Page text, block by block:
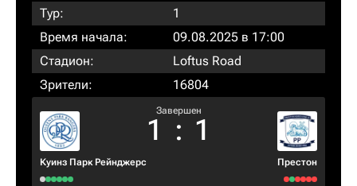
Тур:
1
Время начала:
09.08.2025 в 17:00
Стадион:
Loftus Road
Зрители:
16804
Куинз Парк Рейнджерс
Завершен
1 : 1
Престон